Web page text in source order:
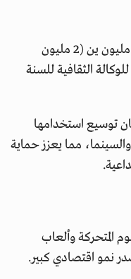
تبلغ تكلفة المشروع التجريبي نحو 300 مليون ين (2 مليون
الثقافية للسنة
توسيع استخدامها
مما يعزز حماية
المتحركة وألعاب
نمو اقتصادي كبير.